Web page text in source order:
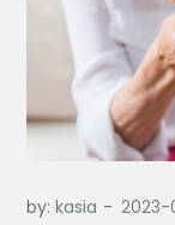
by:kasia